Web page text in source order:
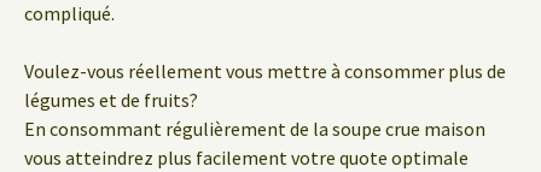
compliqué.
Voulez-vous réellement vous mettre à consommer plus de
légumes et de fruits?
En consommant régulièrement de la soupe crue maison
vous atteindrez plus facilement votre quote optimale